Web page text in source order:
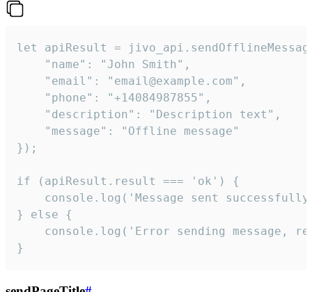
let apiResult =
    "name": "John Smith",
    "email": "email@example.com",
    "phone": "+14084987855",
    "description": "Description text",
    "message": "Offline message"
});
if (apiResult.result === 'ok') {
console.log('Message sent
} else {
console.log('Error sending message,
}